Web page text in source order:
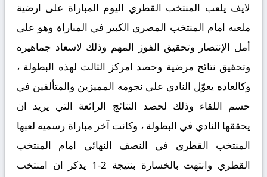
لايف يلعب المنتخب القطري اليوم المباراة على ارضية
ملعبه امام المنتخب المصري الكبير في المباراة وهو على
أمل الإنتصار وتحقيق الفوز المهم وذلك لاسعاد جماهيره
وتحقيق نتائج مرضية وحصد امركز الثالث لهذه البطولة ،
وكالعاده يعوّل النادي على نجومه المميزين والمتألقين في
حسم اللقاء وذلك لحصد النتائج الرائعة التي يريد ان
يحققها النادي في البطولة ، وكانت آخر مباراة رسميه لعبها
المنتخب القطري في النصف النهائي امام المنتخب
القطري وانتهت بالخسارة بنتيجة 2-1 يذكر ان امنتخب